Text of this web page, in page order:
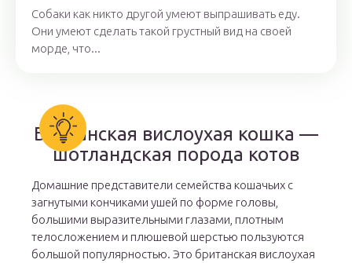
Собаки как никто другой умеют выпрашивать еду.
Они умеют сделать такой грустный вид на своей
морде, что...
Британская вислоухая кошка —
шотландская порода котов
Домашние представители семейства кошачьих с
загнутыми кончиками ушей по форме головы,
большими выразительными глазами, плотным
телосложением и плюшевой шерстью пользуются
большой популярностью. Это британская вислоухая